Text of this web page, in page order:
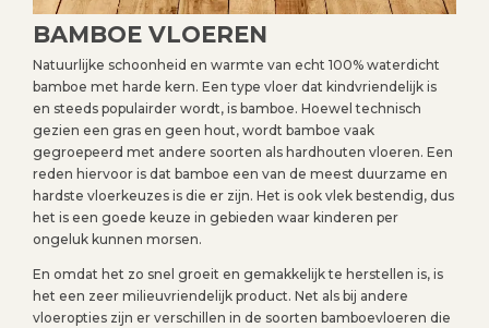
BAMBOE VLOEREN
Natuurlijke schoonheid en warmte van echt 100% waterdicht
bamboe met harde kern. Een type vloer dat kindvriendelijk is
en steeds populairder wordt, is bamboe. Hoewel technisch
gezien een gras en geen hout, wordt bamboe vaak
gegroepeerd met andere soorten als hardhouten vloeren. Een
reden hiervoor is dat bamboe een van de meest duurzame en
hardste vloerkeuzes is die er zijn. Het is ook vlek bestendig, dus
het is een goede keuze in gebieden waar kinderen per
ongeluk kunnen morsen.
En omdat het zo snel groeit en gemakkelijk te herstellen is, is
het een zeer milieuvriendelijk product. Net als bij andere
vloeropties zijn er verschillen in de soorten bamboevloeren die